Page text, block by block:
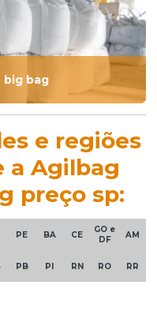
big bag
e regiões
a Agilbag
preço sp:
PE BA CE
GO e
DF
AM
PB PI RN RO RR